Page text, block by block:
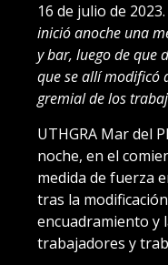
16 de julio de 2023.
inició anoche una
y bar, luego de que
que se allí modificó
gremial de los
UTHGRA Mar del
noche, en el
medida de fuerza
tras la
encuadramiento y
trabajadores y